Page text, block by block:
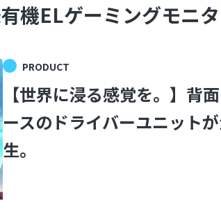
機ELゲーミングモニ
PRODUCT
【世界に浸る感覚を。】背
ースのドライバーユニット
生。